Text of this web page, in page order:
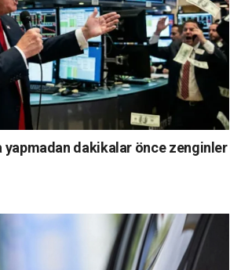
yapmadan dakikalar önce zenginler